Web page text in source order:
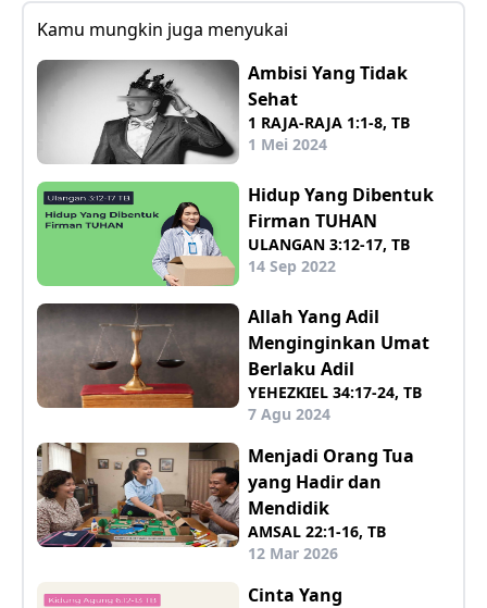
Kamu mungkin juga menyukai
Ambisi Yang Tidak
Sehat
1 RAJA-RAJA 1:1-8, TB
1 Mei 2024
Hidup Yang Dibentuk
Firman TUHAN
ULANGAN 3:12-17, TB
14 Sep 2022
Allah Yang Adil
Menginginkan Umat
Berlaku Adil
YEHEZKIEL 34:17-24, TB
7 Agu 2024
Menjadi Orang Tua
yang Hadir dan
Mendidik
AMSAL 22:1-16, TB
12 Mar 2026
Cinta Yang